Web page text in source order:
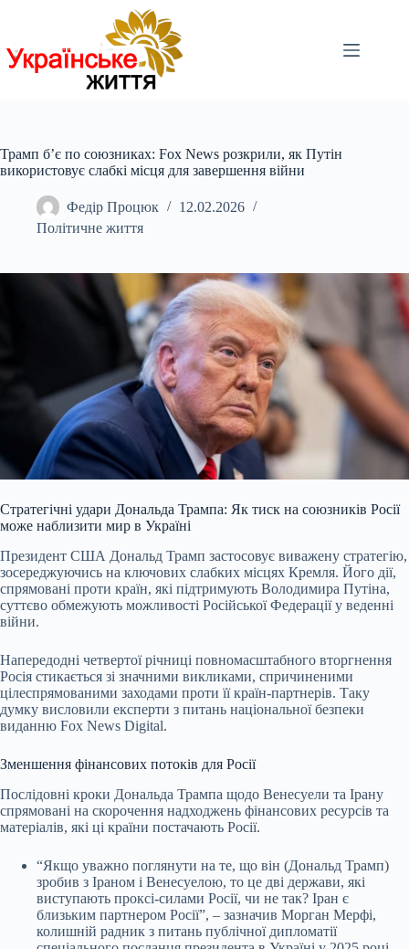
Трамп б’є по союзниках: Fox News розкрили, як Путін
використовує слабкі місця для завершення війни
Федір Процюк
12.02.2026
Політичне життя
Стратегічні удари Дональда Трампа: Як тиск на союзників Росії
може наблизити мир в Україні
Президент США Дональд Трамп застосовує виважену стратегію,
зосереджуючись на ключових слабких місцях Кремля. Його дії,
спрямовані проти країн, які підтримують Володимира Путіна,
суттєво обмежують можливості Російської Федерації у веденні
війни.
Напередодні четвертої річниці повномасштабного вторгнення
Росія стикається зі значними викликами, спричиненими
цілеспрямованими заходами проти її країн-партнерів. Таку
думку висловили експерти з питань національної безпеки
виданню Fox News Digital.
Зменшення фінансових потоків для Росії
Послідовні кроки Дональда Трампа щодо Венесуели та Ірану
спрямовані на скорочення надходжень фінансових ресурсів та
матеріалів, які ці країни постачають Росії.
“Якщо уважно поглянути на те, що він (Дональд Трамп)
зробив з Іраном і Венесуелою, то це дві держави, які
виступають проксі-силами Росії, чи не так? Іран є
близьким партнером Росії”, – зазначив Морган Мерфі,
колишній радник з питань публічної дипломатії